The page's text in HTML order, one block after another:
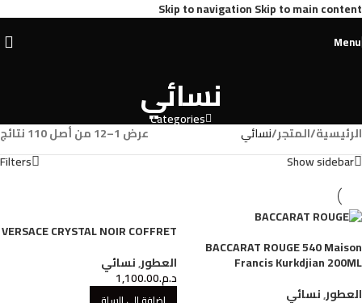
Skip to navigationSkip to main content
Menu
نسائي
Categories
الرئيسية/المتجر/نسائي
عرض 1–12 من أصل 110 نتائج
Show sidebar
Filters
BACCARAT ROUGE 540 Maison
Francis Kurkdjian 200ML
العطور,نسائي
VERSACE CRYSTAL NOIR COFFRET
العطور,نسائي
د.م.1,100.00